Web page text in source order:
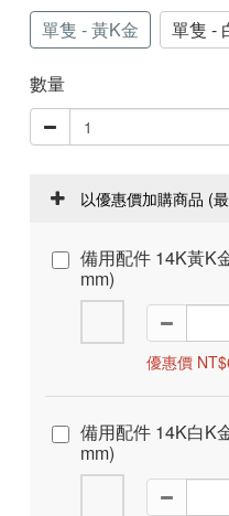
單隻 - 黃K金
單隻 -
數量
以優惠價加購商品 (
備用配件 14K黃K
mm)
優惠價
備用配件 14K白K
mm)